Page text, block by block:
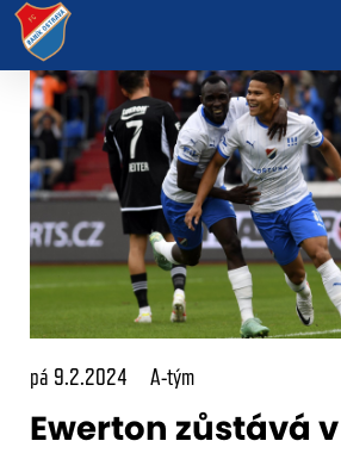
pá 9.2.2024 A-tým
Ewerton zůstává